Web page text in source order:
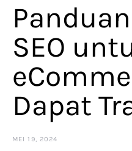
SEO
Dapat
MEI 19, 2024